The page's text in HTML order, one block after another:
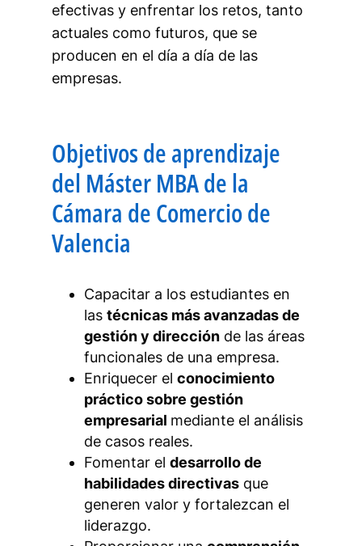
efectivas y enfrentar los retos, tanto
actuales como futuros, que se
producen en el día a día de las
empresas.
Objetivos de aprendizaje
del Máster MBA de la
Cámara de Comercio de
Valencia
Capacitar a los estudiantes en
las técnicas más avanzadas de
gestión y dirección de las áreas
funcionales de una empresa.
Enriquecer el conocimiento
práctico sobre gestión
empresarial mediante el análisis
de casos reales.
Fomentar el desarrollo de
habilidades directivas que
generen valor y fortalezcan el
liderazgo.